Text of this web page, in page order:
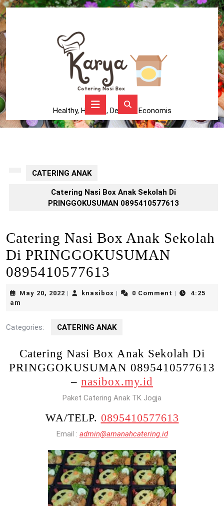
Skip
to
content
Healthy, Higienis, Delicius, Economis
Button
CATERING ANAK
Catering Nasi Box Anak Sekolah Di
PRINGGOKUSUMAN 0895410577613
Catering Nasi Box Anak Sekolah
Di PRINGGOKUSUMAN
0895410577613
May 20, 2022 May
knasibox knasibox0 Comment
4:25
am
Categories: CATERING ANAK
Catering Nasi Box Anak Sekolah Di
PRINGGOKUSUMAN 0895410577613
– nasibox.my.id
Paket Catering Anak TK Jogja
WA/TELP. 0895410577613
Email : admin@amanahcatering.id